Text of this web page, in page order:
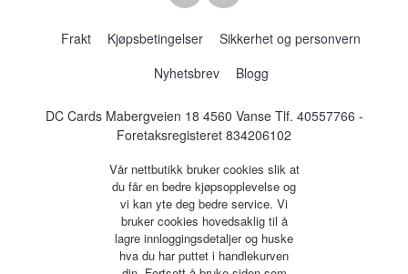
Frakt Kjøpsbetingelser
Sikkerhet og personvern
Nyhetsbrev
Blogg
DC Cards Mabergveien 18 4560 Vanse Tlf. 40557766 -
Foretaksregisteret 834206102
Vår nettbutikk bruker cookies slik at
du får en bedre kjøpsopplevelse og
vi kan yte deg bedre service. Vi
bruker cookies hovedsaklig til å
lagre innloggingsdetaljer og huske
hva du har puttet i handlekurven